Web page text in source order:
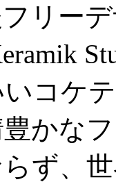
リー
コケ
かな
ず、